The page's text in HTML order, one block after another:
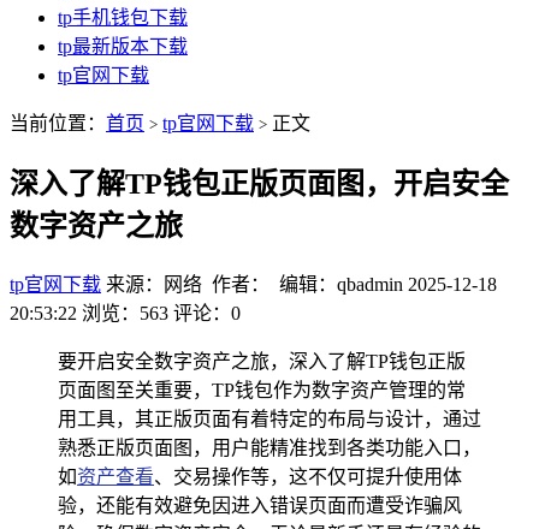
tp手机钱包下载
tp最新版本下载
tp官网下载
当前位置： 首页 > tp官网下载 > 正文
深入了解TP钱包正版页面图，开启安全
数字资产之旅
tp官网下载 来源：网络 作者： 编辑：qbadmin 2025-12-18
20:53:22 浏览：563 评论：0
要开启安全数字资产之旅，深入了解TP钱包正版
页面图至关重要，TP钱包作为数字资产管理的常
用工具，其正版页面有着特定的布局与设计，通过
熟悉正版页面图，用户能精准找到各类功能入口，
如资产查看、交易操作等，这不仅可提升使用体
验，还能有效避免因进入错误页面而遭受诈骗风